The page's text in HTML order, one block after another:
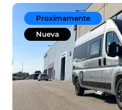
Proximamente
Nueva